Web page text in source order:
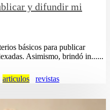
y difundir mi
básicos para publicar
Asimismo, brindó in......
articulos revistas